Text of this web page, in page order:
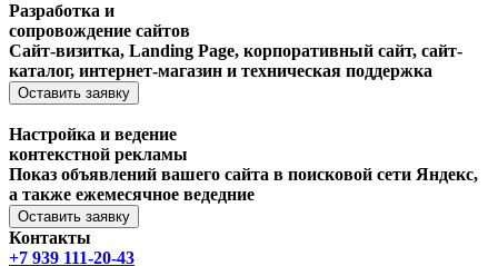
Разработка и
сопровождение сайтов
Сайт-визитка, Landing Page, корпоративный сайт, сайт-
каталог, интернет-магазин и техническая поддержка
Оставить заявку
Настройка и ведение
контекстной рекламы
Показ объявлений вашего сайта в поисковой сети Яндекс,
а также ежемесячное ведедние
Оставить заявку
Контакты
+7 939 111-20-43